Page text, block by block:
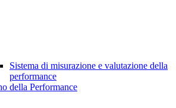
Sistema di misurazione e valutazione della
performance
della Performance